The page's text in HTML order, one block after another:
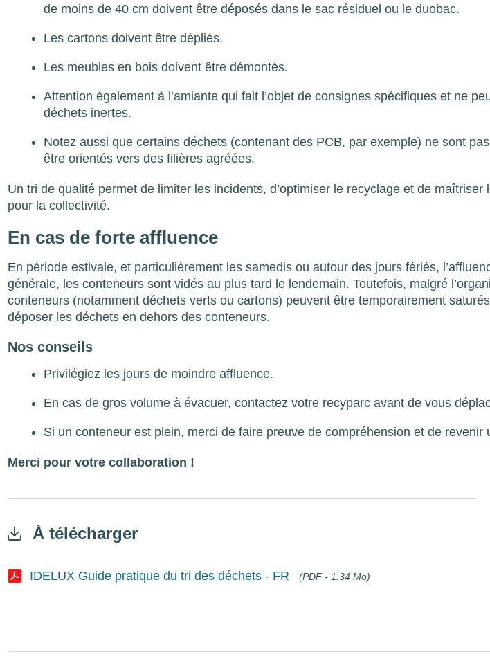
de moins de 40 cm doivent être déposés dans le sac résiduel ou le duobac.
Les cartons doivent être dépliés.
Les meubles en bois doivent être démontés.
Attention également à l’amiante qui fait l’objet de consignes spécifiques et ne
déchets inertes.
Notez aussi que certains déchets (contenant des PCB, par exemple) ne sont
être orientés vers des filières agréées.
Un tri de qualité permet de limiter les incidents, d’optimiser le recyclage et de
pour la collectivité.
En cas de forte affluence
En période estivale, et particulièrement les samedis ou autour des jours fériés,
générale, les conteneurs sont vidés au plus tard le lendemain. Toutefois, malgré
conteneurs (notamment déchets verts ou cartons) peuvent être temporairement
déposer les déchets en dehors des conteneurs.
Nos conseils
Privilégiez les jours de moindre affluence.
En cas de gros volume à évacuer, contactez votre recyparc avant de vous
Si un conteneur est plein, merci de faire preuve de compréhension et de revenir
Merci pour votre collaboration !
À télécharger
IDELUX Guide pratique du tri des déchets - FR (PDF - 1.34 Mo)